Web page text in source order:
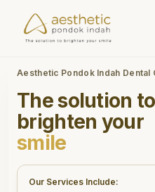
Aesthetic Pondok Indah Dental
The solution to
brighten your
smile
Our Services Include: